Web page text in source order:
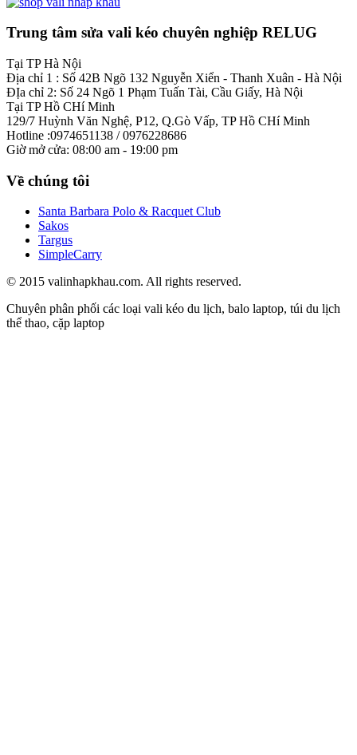
Trung tâm sửa vali kéo chuyên nghiệp RELUG
Tại TP Hà Nội
Địa chỉ 1 : Số 42B Ngõ 132 Nguyễn Xiển - Thanh Xuân - Hà Nội
ĐỊa chỉ 2: Số 24 Ngõ 1 Phạm Tuấn Tài, Cầu Giấy, Hà Nội
Tại TP Hồ CHí Minh
129/7 Huỳnh Văn Nghệ, P12, Q.Gò Vấp, TP Hồ CHí Minh
Hotline :0974651138 / 0976228686
Giờ mở cửa: 08:00 am - 19:00 pm
Về chúng tôi
Santa Barbara Polo & Racquet Club
Sakos
Targus
SimpleCarry
© 2015 valinhapkhau.com. All rights reserved.
Chuyên phân phối các loại vali kéo du lịch, balo laptop, túi du lịch
thể thao, cặp laptop